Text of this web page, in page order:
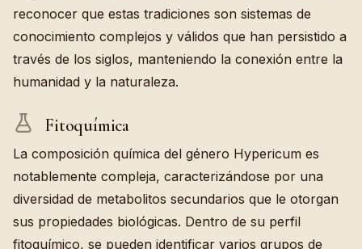
reconocer que estas tradiciones son sistemas de
conocimiento complejos y válidos que han persistido a
través de los siglos, manteniendo la conexión entre la
humanidad y la naturaleza.
Fitoquímica
La composición química del género Hypericum es
notablemente compleja, caracterizándose por una
diversidad de metabolitos secundarios que le otorgan
sus propiedades biológicas. Dentro de su perfil
fitoquímico, se pueden identificar varios grupos de